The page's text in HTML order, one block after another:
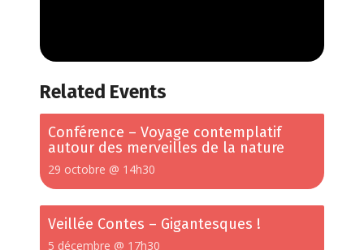
Related Events
Conférence – Voyage contemplatif
autour des merveilles de la nature
29 octobre @ 14h30
Veillée Contes – Gigantesques !
5 décembre @ 17h30